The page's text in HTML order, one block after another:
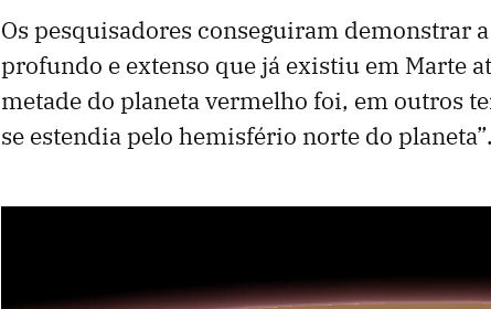
Os pesquisadores conseguiram demonstrar
profundo e extenso que já existiu em Marte
metade do planeta vermelho foi, em outros
se estendia pelo hemisfério norte do planeta”.